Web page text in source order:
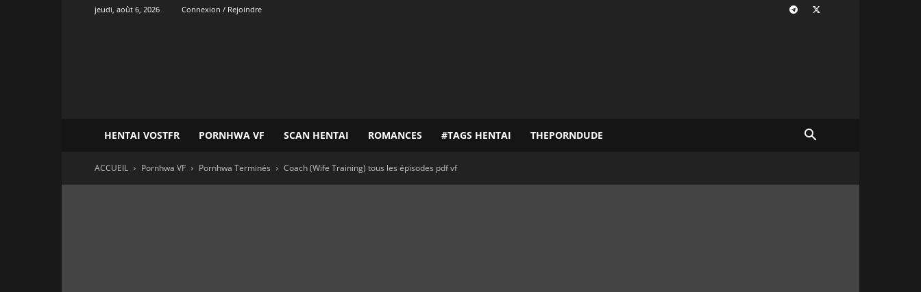
jeudi, août 6, 2026 Connexion / Rejoindre
HENTAI VOSTFR PORNHWA VF SCAN HENTAI ROMANCES #TAGS HENTAI THEPORNDUDE
ACCUEIL Pornhwa VF Pornhwa Terminés Coach (Wife Training) tous les épisodes pdf vf